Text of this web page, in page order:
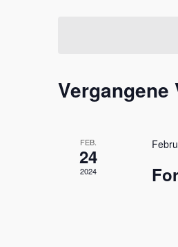
Vergangene
FEB.
24
2024